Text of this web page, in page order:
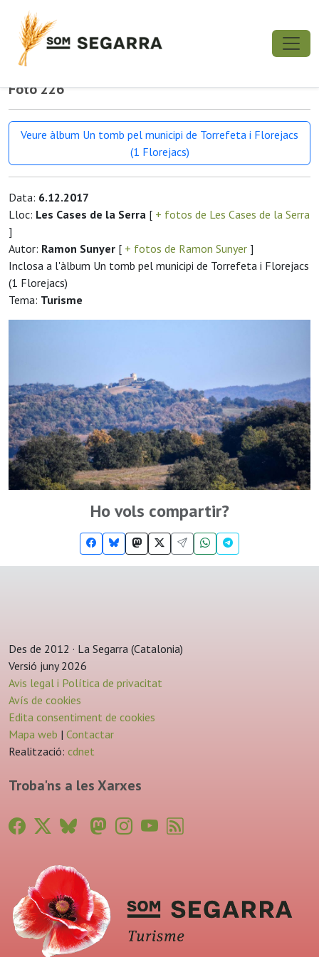
Foto 226
Veure àlbum Un tomb pel municipi de Torrefeta i Florejacs
(1 Florejacs)
Data: 6.12.2017
Lloc: Les Cases de la Serra [ + fotos de Les Cases de la Serra
]
Autor: Ramon Sunyer [ + fotos de Ramon Sunyer ]
Inclosa a l'àlbum Un tomb pel municipi de Torrefeta i Florejacs
(1 Florejacs)
Tema: Turisme
Ho vols compartir?
Des de 2012 · La Segarra (Catalonia)
Versió juny 2026
Avis legal i Política de privacitat
Avís de cookies
Edita consentiment de cookies
Mapa web | Contactar
Realització: cdnet
Troba'ns a les Xarxes